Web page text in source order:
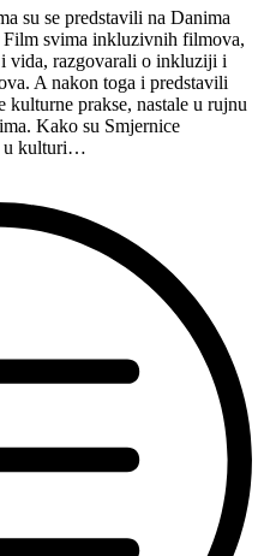
su se predstavili na Danima
svima inkluzivnih filmova,
i vida, razgovarali o inkluziji i
A nakon toga i predstavili
prakse, nastale u rujnu
Kako su Smjernice
u kulturi…